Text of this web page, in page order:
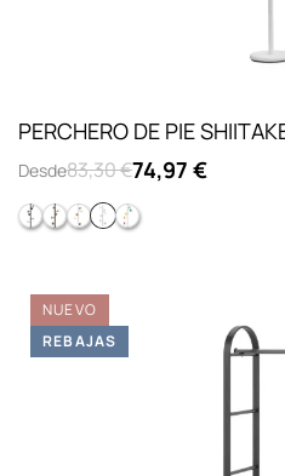
PERCHERO DE PIE
Desde83,30 €74,97 €
Estructura negra. Ganchos
Estructura negra. Ganchos
Estructura blanca.
Estructura blanca.
Estructura
NUEVO
REBAJAS